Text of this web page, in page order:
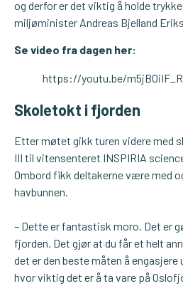
og derfor er det viktig å holde
miljøminister Andreas Bjelland
Se video fra dagen her:
https://youtu.be/
Skoletokt i fjorden
Etter møtet gikk turen videre med
III til vitensenteret INSPIRIA
Ombord fikk deltakerne være med
havbunnen.
– Dette er fantastisk moro. Det er
fjorden. Det gjør at du får et helt
det er den beste måten å
hvor viktig det er å ta vare på